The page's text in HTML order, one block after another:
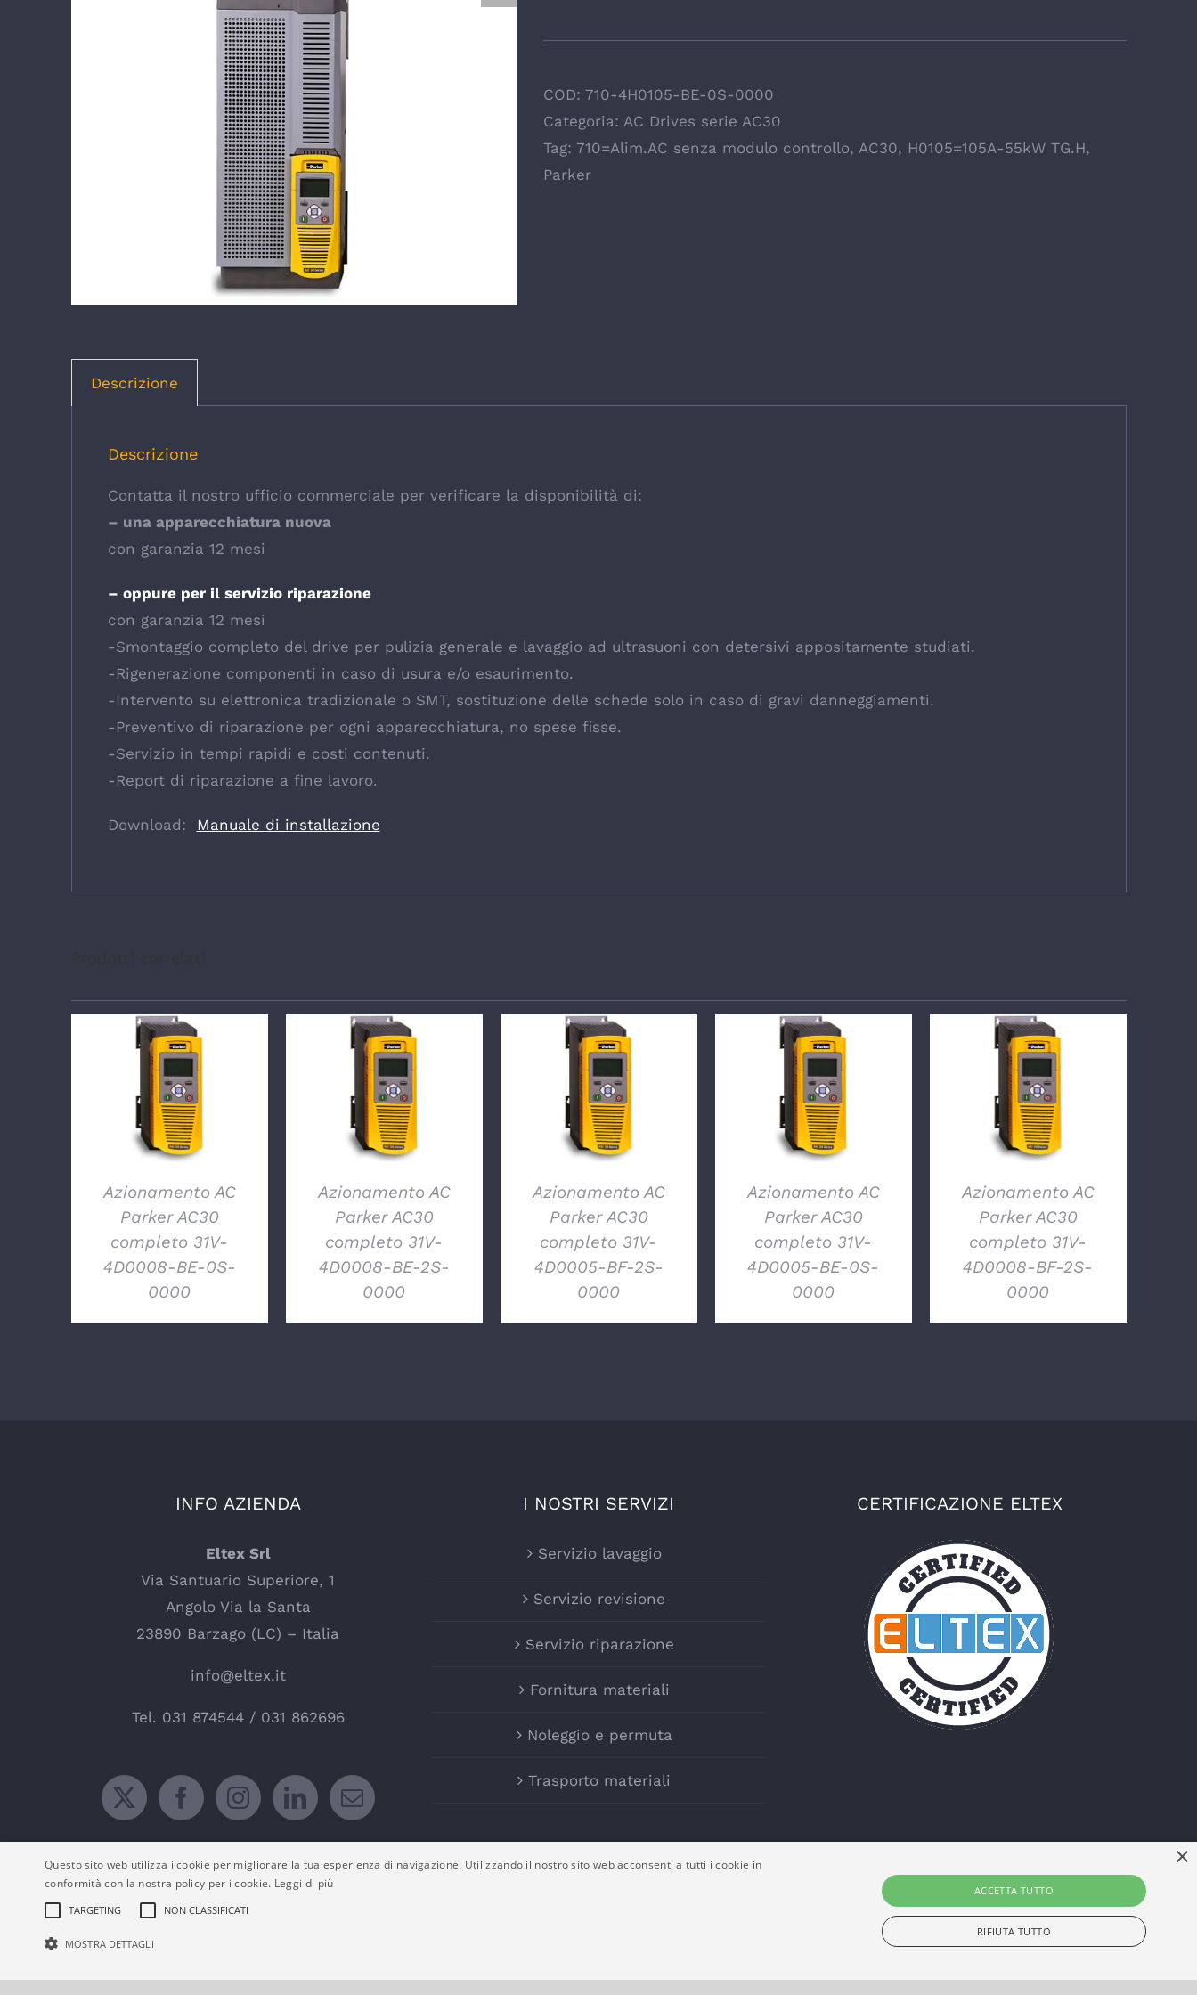
COD: 710-4H0105-BE-0S-0000
Categoria: AC Drives serie AC30
Tag: 710=Alim.AC senza modulo controllo, AC30, H0105=105A-55kW TG.H,
Parker
Descrizione
Descrizione
Contatta il nostro ufficio commerciale per verificare la disponibilità di:
– una apparecchiatura nuova
con garanzia 12 mesi
– oppure per il servizio riparazione
con garanzia 12 mesi
-Smontaggio completo del drive per pulizia generale e lavaggio ad ultrasuoni con detersivi appositamente studiati.
-Rigenerazione componenti in caso di usura e/o esaurimento.
-Intervento su elettronica tradizionale o SMT, sostituzione delle schede solo in caso di gravi danneggiamenti.
-Preventivo di riparazione per ogni apparecchiatura, no spese fisse.
-Servizio in tempi rapidi e costi contenuti.
-Report di riparazione a fine lavoro.
Download: Manuale di installazione
DETTAGLI
Azionamento AC
Parker AC30
completo 31V-
4D0008-BE-0S-
0000
DETTAGLI
Azionamento AC
Parker AC30
completo 31V-
4D0008-BE-2S-
0000
DETTAGLI
Azionamento AC
Parker AC30
completo 31V-
4D0005-BF-2S-
0000
DETTAGLI
Azionamento AC
Parker AC30
completo 31V-
4D0005-BE-0S-
0000
DETTAGLI
Azionamento AC
Parker AC30
completo 31V-
4D0008-BF-2S-
0000
INFO AZIENDA
Eltex Srl
Via Santuario Superiore, 1
Angolo Via la Santa
23890 Barzago (LC) – Italia
info@eltex.it
Tel. 031 874544/ 031 862696
I NOSTRI SERVIZI
Servizio lavaggio
Servizio revisione
Servizio riparazione
Fornitura materiali
Noleggio e permuta
Trasporto materiali
CERTIFICAZIONE ELTEX
×
Questo sito web utilizza i cookie per migliorare la tua esperienza di navigazione. Utilizzando il nostro sito web acconsenti a tutti i cookie in
conformità con la nostra policy per i cookie. Leggi di più
TARGETING NON CLASSIFICATI
MOSTRA DETTAGLI
ACCETTA TUTTO
RIFIUTA TUTTO